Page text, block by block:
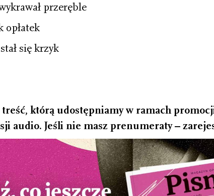
przeręble
opłatek
się krzyk
którą udostępniamy w ramach
audio. Jeśli nie masz prenumeraty –